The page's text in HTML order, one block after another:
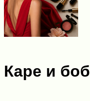
Каре и боб